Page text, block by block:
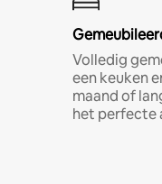
Volledig
een keuken
maand of
het perfecte